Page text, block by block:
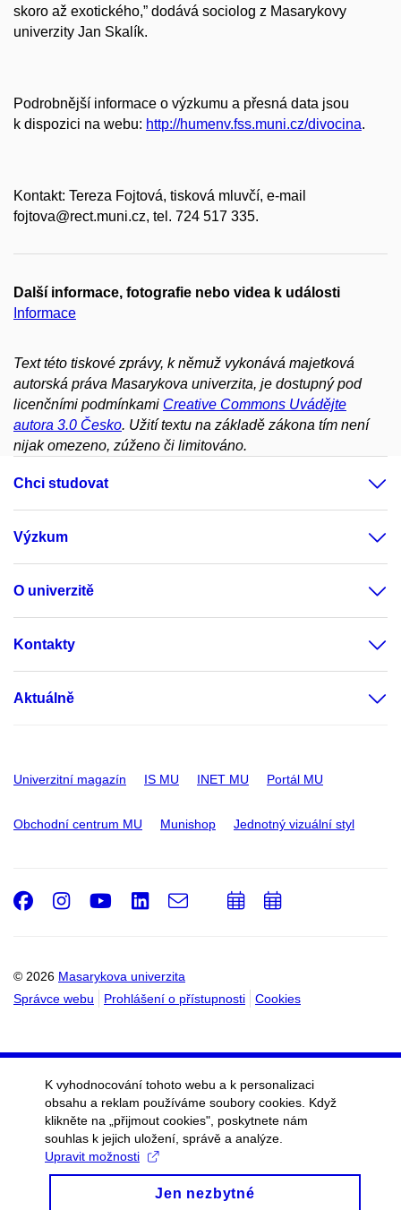
skoro až exotického,” dodává sociolog z Masarykovy
univerzity Jan Skalík.
Podrobnější informace o výzkumu a přesná data jsou
k dispozici na webu: http://humenv.fss.muni.cz/divocina.
Kontakt: Tereza Fojtová, tisková mluvčí, e-mail
fojtova@rect.muni.cz, tel. 724 517 335.
Další informace, fotografie nebo videa k události
Informace
Text této tiskové zprávy, k němuž vykonává majetková
autorská práva Masarykova univerzita, je dostupný pod
licenčními podmínkami Creative Commons Uvádějte
autora 3.0 Česko. Užití textu na základě zákona tím není
nijak omezeno, zúženo či limitováno.
Chci studovat
Výzkum
O univerzitě
Kontakty
Aktuálně
Univerzitní magazín IS MU INET MU Portál MU
Obchodní centrum MU Munishop Jednotný vizuální styl
© 2026 Masarykova univerzita
Správce webu
Prohlášení o přístupnosti Cookies
Facebook
Instagram
Youtube
LinkedIn
e-
PřidatPřidat
K vyhodnocování tohoto webu a k personalizaci
obsahu a reklam používáme soubory cookies. Když
klikněte na „přijmout cookies", poskytnete nám
souhlas k jejich uložení, správě a analýze.
Upravit možnosti
Jen nezbytné